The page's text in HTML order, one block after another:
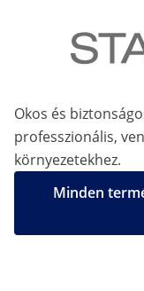
Okos és
professzionális,
környezetekhez.
Minden